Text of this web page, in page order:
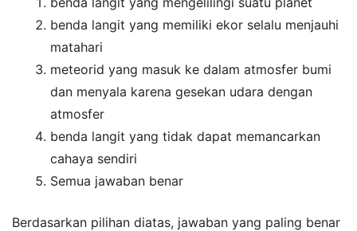
benda langit yang memiliki ekor selalu menjauhi
matahari
meteorid yang masuk ke dalam atmosfer bumi
dan menyala karena gesekan udara dengan
atmosfer
benda langit yang tidak dapat memancarkan
cahaya sendiri
Semua jawaban benar
Berdasarkan pilihan diatas, jawaban yang paling benar